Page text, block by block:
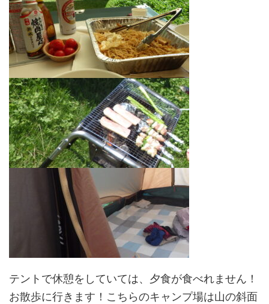
テントで休憩をしていては、夕食が食べれません！
お散歩に行きます！こちらのキャンプ場は山の斜面